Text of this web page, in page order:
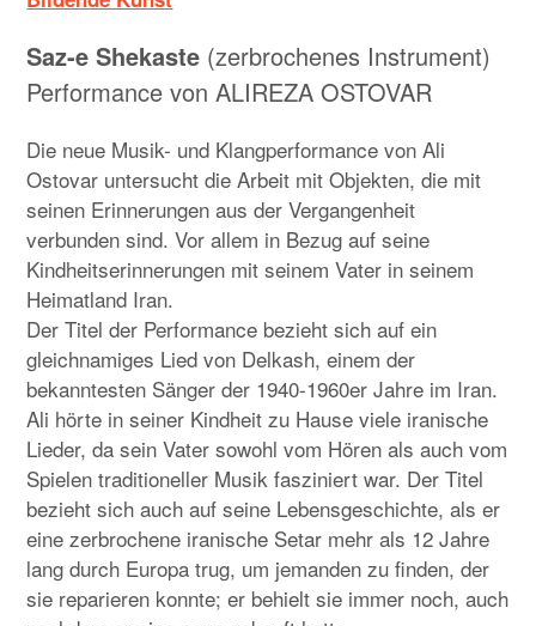
Saz-e Shekaste (zerbrochenes Instrument)
Performance von ALIREZA OSTOVAR
Die neue Musik- und Klangperformance von Ali
Ostovar untersucht die Arbeit mit Objekten, die mit
seinen Erinnerungen aus der Vergangenheit
verbunden sind. Vor allem in Bezug auf seine
Kindheitserinnerungen mit seinem Vater in seinem
Heimatland Iran.
Der Titel der Performance bezieht sich auf ein
gleichnamiges Lied von Delkash, einem der
bekanntesten Sänger der 1940-1960er Jahre im Iran.
Ali hörte in seiner Kindheit zu Hause viele iranische
Lieder, da sein Vater sowohl vom Hören als auch vom
Spielen traditioneller Musik fasziniert war. Der Titel
bezieht sich auch auf seine Lebensgeschichte, als er
eine zerbrochene iranische Setar mehr als 12 Jahre
lang durch Europa trug, um jemanden zu finden, der
sie reparieren konnte; er behielt sie immer noch, auch